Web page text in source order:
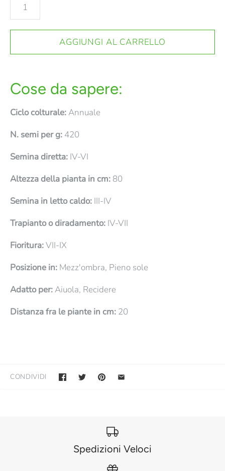
Cose da sapere:
Ciclo colturale:Annuale
N. semi per g: 420
Semina diretta: IV-VI
Altezza della pianta in cm: 80
Semina in letto caldo: III-IV
Trapianto o diradamento: IV-VII
Fioritura:VII-IX
Posizione in: Mezz'ombra, Pieno sole
Adatto per:Aiuola, Recidere
Distanza fra le piante in cm: 20
CONDIVIDI
Spedizioni Veloci